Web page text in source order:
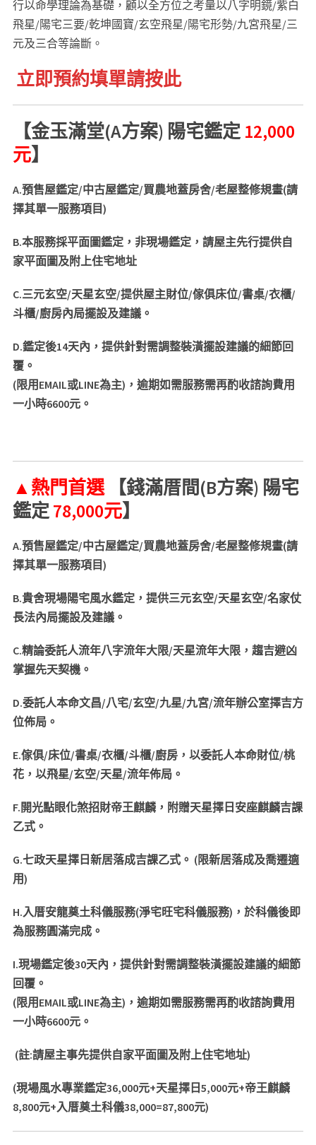
行以命學理論為基礎，顧以全方位之考量以八字明鏡/紫白
飛星/陽宅三要/乾坤國寶/玄空飛星/陽宅形勢/九宮飛星/三
元及三合等論斷。
立即預約填單請按此
【金玉滿堂(A方案) 陽宅鑑定12,000
元】
A.預售屋鑑定/中古屋鑑定/買農地蓋房舍/老屋整修規畫(請
擇其單一服務項目)
B.本服務採平面圖鑑定，非現場鑑定，請屋主先行提供自
家平面圖及附上住宅地址
C.三元玄空/天星玄空/提供屋主財位/傢俱床位/書桌/衣櫃/
斗櫃/廚房內局擺設及建議。
D.鑑定後14天內，提供針對需調整裝潢擺設建議的細節回
覆。
(限用 EMAIL或LINE為主) ， 逾期如需服務需再酌收諮詢費用
一小時6600元。
▲熱門首選 【錢滿厝間(B方案) 陽宅
鑑定78,000元】
A.預售屋鑑定/中古屋鑑定/買農地蓋房舍/老屋整修規畫(請
擇其單一服務項目)
B.貴舍現場陽宅風水鑑定，提供三元玄空/天星玄空/名家仗
長法內局擺設及建議。
C.精論委託人流年八字流年大限/天星流年大限，趨吉避凶
掌握先天契機。
D.委託人本命文昌/八宅/玄空/九星/九宮/流年辦公室擇吉方
位佈局。
E.傢俱/床位/書桌/衣櫃/斗櫃/廚房，以委託人本命財位/桃
花，以飛星/玄空/天星/流年佈局。
F. 開光點眼化煞招財帝王麒麟，附贈天星擇日安座麒麟吉課
乙式。
G.七政天星擇日新居落成吉課乙式。 (限新居落成及喬遷適
用)
H.入厝安龍奠土科儀服務(淨宅旺宅科儀服務) ，於科儀後即
為服務圓滿完成。
I.現場鑑定後30天內，提供針對需調整裝潢擺設建議的細節
回覆。
(限用 EMAIL或LINE為主) ，逾期如需服務需再酌收諮詢費用
一小時6600元。
(註:請屋主事先提供自家平面圖及附上住宅地址)
(現場風水專業鑑定36,000元+天星擇日 5,000元+帝王麒麟
8,800元+入厝奠土科儀38,000=87,800元)